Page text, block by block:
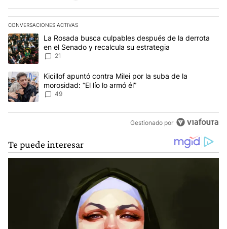
CONVERSACIONES ACTIVAS
Este listado muestra los artículos con más comentarios en los
Un artículo de tendencia con el título "La Rosada busca
La Rosada busca culpables después de la derrota
en el Senado y recalcula su estrategia
21
Un artículo de tendencia con el título "Kicillof apuntó contra Milei
Kicillof apuntó contra Milei por la suba de la
morosidad: “El lío lo armó él”
49
Gestionado por